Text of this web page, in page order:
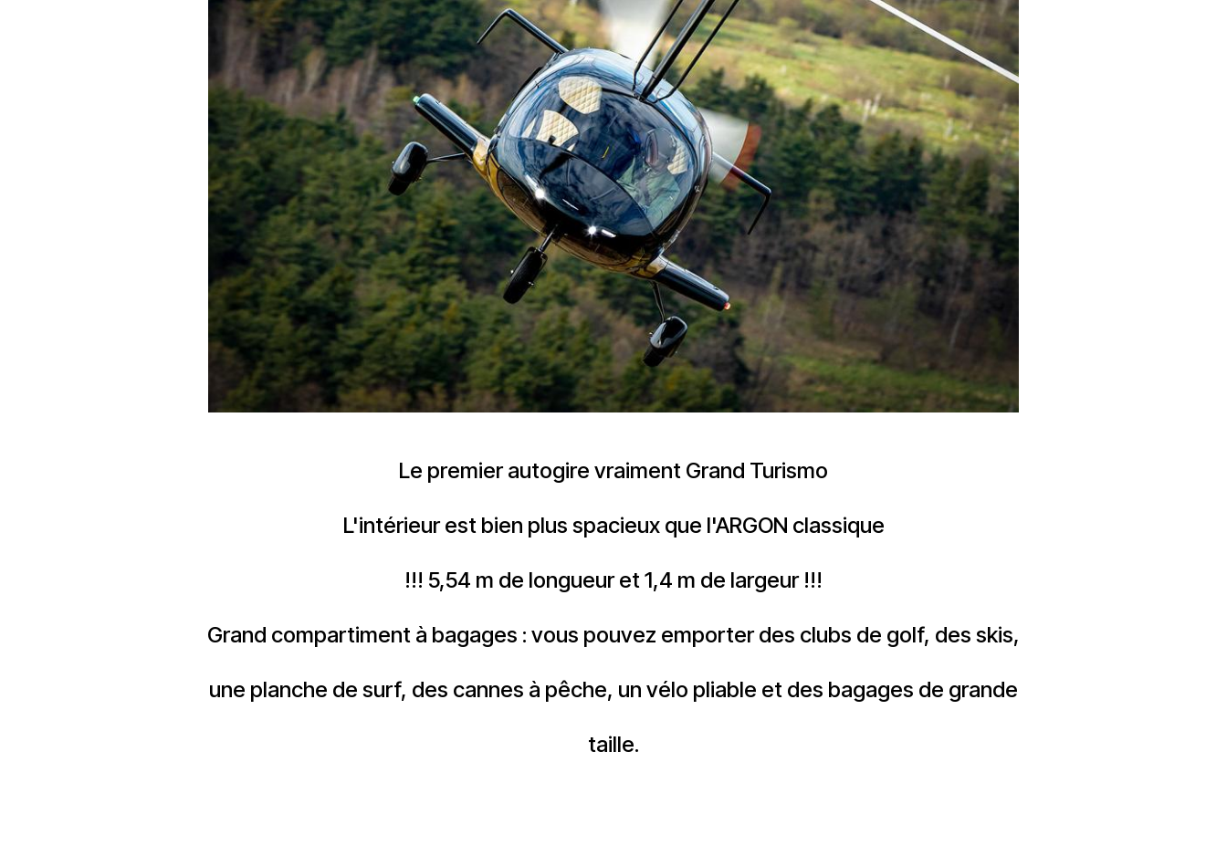
Le premier autogire vraiment Grand Turismo
L'intérieur est bien plus spacieux que l'ARGON classique
!!! 5,54 m de longueur et 1,4 m de largeur !!!
Grand compartiment à bagages : vous pouvez emporter des clubs de golf, des skis,
une planche de surf, des cannes à pêche, un vélo pliable et des bagages de grande
taille.